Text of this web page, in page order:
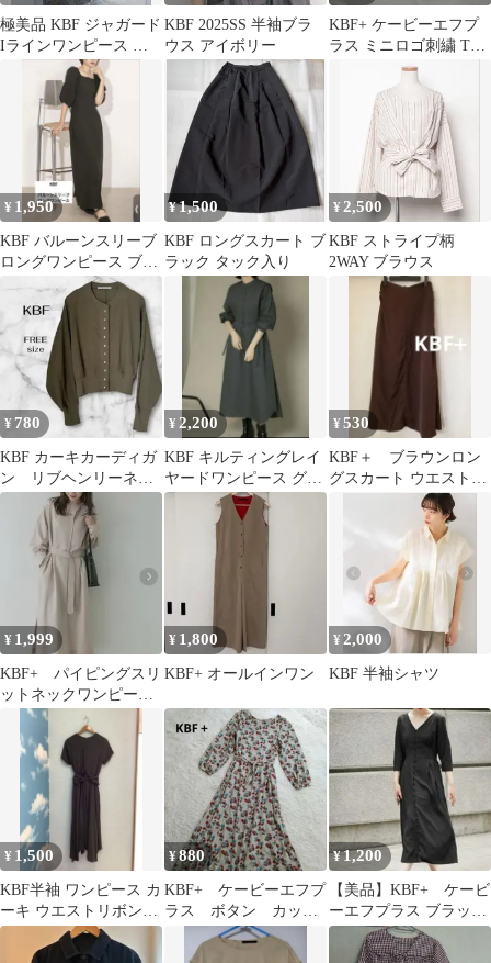
極美品 KBF ジャガード
Iラインワンピース 総
柄・花柄・オケージョ
ン・袖なし
KBF 2025SS 半袖ブラ
ウス アイボリー
KBF+ ケービーエフプ
ラス ミニロゴ刺繍 Tシ
ャツ ホワイト アーバ
ンリサーチ
¥ 1,950
KBF バルーンスリーブ
ロングワンピース ブラ
¥1,500
KBF ロングスカート ブ
ラック タック入り
¥ 2,500
KBF ストライプ柄
2WAY ブラウス
¥ 780
KBF カーキカーディガ
ン リブヘンリーネッ
ク スナップボタン
フリーサイズ
¥ 2,200
KBF キルティングレイ
ヤードワンピース グレ
ー
¥530
KBF＋ ブラウンロン
グスカート ウエストリ
ボン付き アーバンリサ
¥ 1,999
KBF+ パイピングスリ
ットネックワンピース
¥ 1,800
KBF+ オールインワン
¥2,000
KBF 半袖シャツ
¥ 1,500
KBF半袖 ワンピース カ
ーキ ウエストリボン
A
¥880
KBF+ ケービーエフプ
ラス ボタン カット
ソーワンピース 総
柄 ベルト有 F
¥ 1,200
【美品】KBF+ ケービ
ーエフプラス ブラッ
ク ロングワンピース